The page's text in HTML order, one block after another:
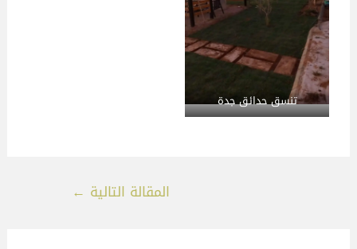
تنسق حدائق جدة
المقالة التالية ←